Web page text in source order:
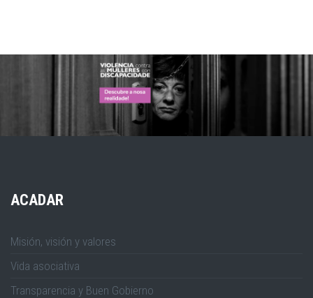
ACADAR
Misión, visión y valores
Vida asociativa
Transparencia y Buen Gobierno